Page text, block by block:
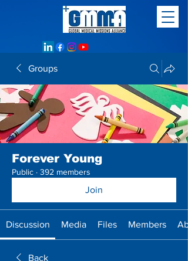
Groups
Forever Young
Public · 392 members
Join
Discussion Media Files Members
Back